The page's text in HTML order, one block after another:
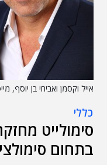
אייל וקסמן ואביחי בן יוסף,
כללי
סימולייט
בתחום